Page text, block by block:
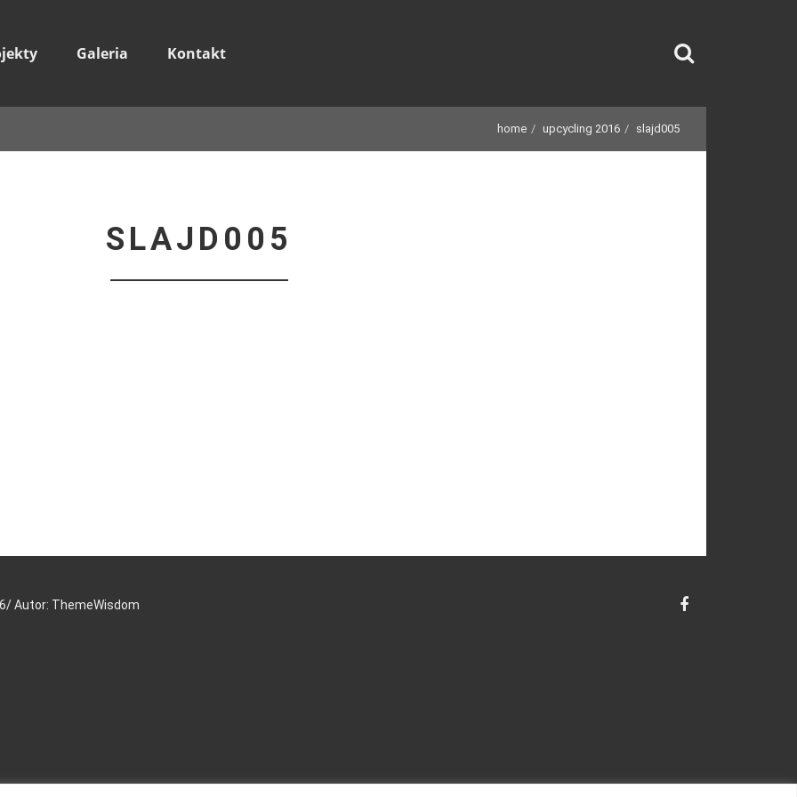
Galeria Kontakt
home upcycling 2016 slajd005
SLAJD005
Autor: ThemeWisdom